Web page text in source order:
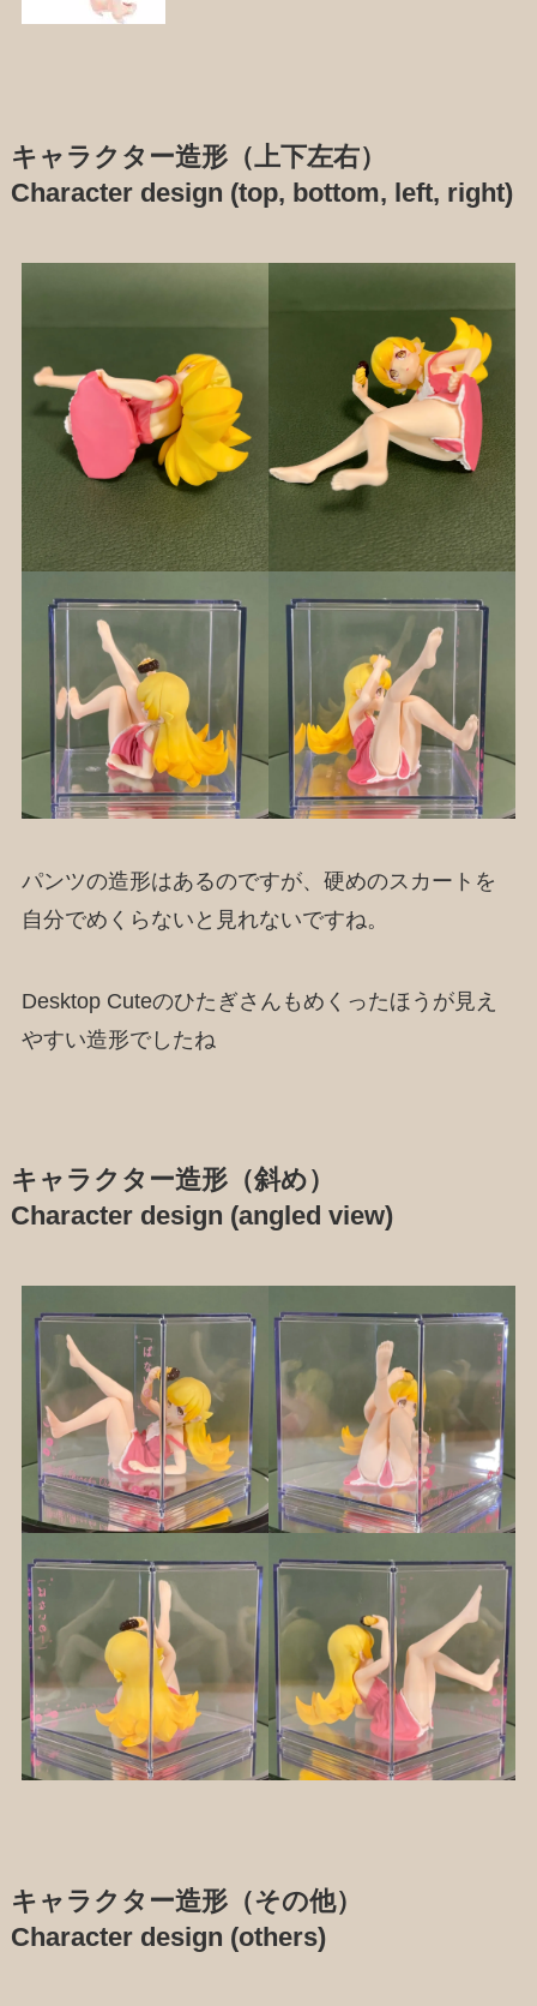
キャラクター造形（上下左右）
Character design (top, bottom, left, right)
パンツの造形はあるのですが、硬めのスカートを
自分でめくらないと見れないですね。
Desktop Cuteのひたぎさんもめくったほうが見え
やすい造形でしたね
キャラクター造形（斜め）
Character design (angled view)
キャラクター造形（その他）
Character design (others)